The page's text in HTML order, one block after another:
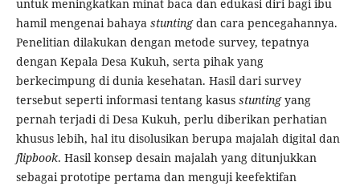
untuk meningkatkan minat baca dan edukasi diri bagi ibu
hamil mengenai bahaya stuntingdan cara pencegahannya.
Penelitian dilakukan dengan metode survey, tepatnya
dengan Kepala Desa Kukuh, serta pihak yang
berkecimpung di dunia kesehatan. Hasil dari survey
tersebut seperti informasi tentang kasus stuntingyang
pernah terjadi di Desa Kukuh, perlu diberikan perhatian
khusus lebih, hal itu disolusikan berupa majalah digital dan
flipbook. Hasil konsep desain majalah yang ditunjukkan
sebagai prototipe pertama dan menguji keefektifan